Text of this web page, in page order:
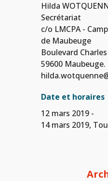
Hilda
Secrétariat
c/o LMCPA -
de Maubeuge
Boulevard
59600 Maubeuge.
Date et horaires
12 mars 2019 -
14 mars 2019,